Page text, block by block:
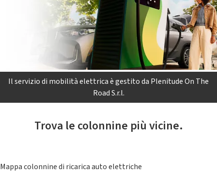
Il servizio di mobilità elettrica è gestito da Plenitude On The
Road S.r.l.
Trova le colonnine più vicine.
Mappa colonnine di ricarica auto elettriche